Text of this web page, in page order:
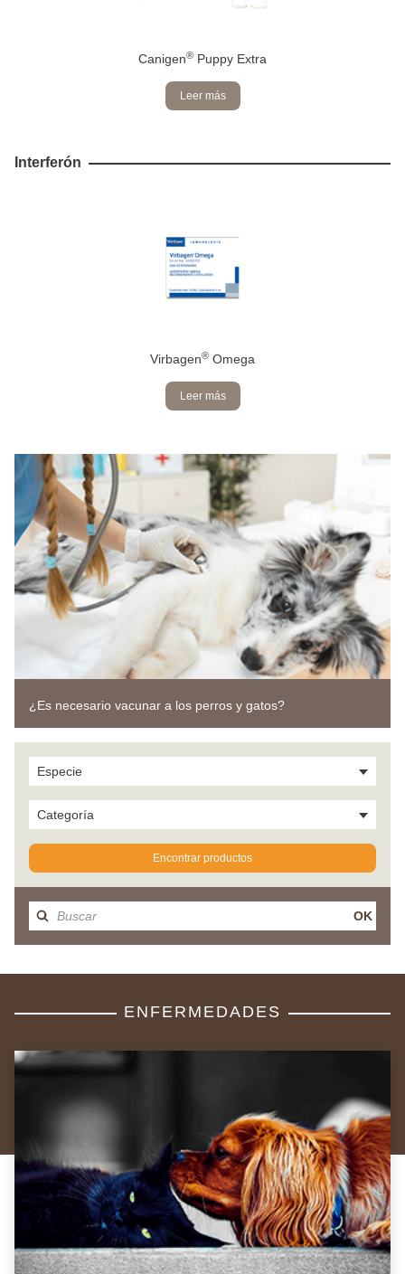
Canigen® Puppy Extra
Leer más
Interferón
Virbagen® Omega
Leer más
¿Es necesario vacunar a los perros y gatos?
Especie
Categoría
Encontrar productos
OK
ENFERMEDADES